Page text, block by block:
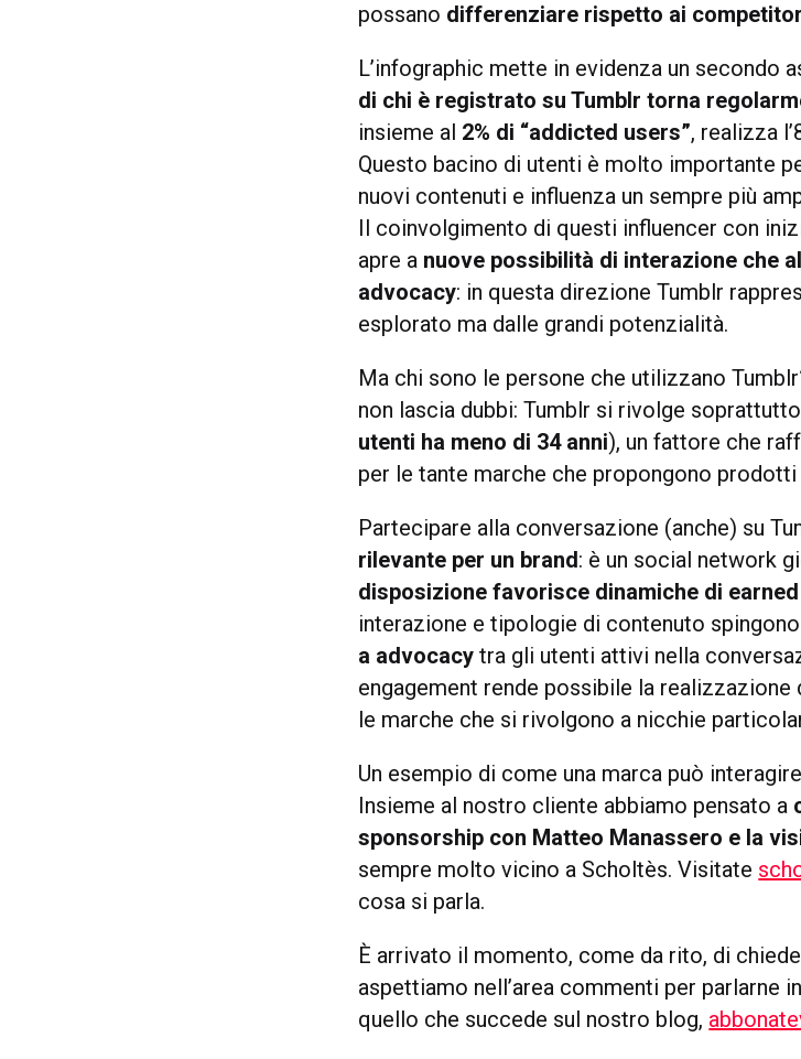
possano differenziare rispetto ai
L’infographic mette in evidenza un secondo
di chi è registrato su Tumblr torna
insieme al 2% di “addicted users”, realizza
Questo bacino di utenti è molto importante
nuovi contenuti e influenza un sempre più
Il coinvolgimento di questi influencer con
apre a nuove possibilità di interazione che
advocacy: in questa direzione Tumblr
esplorato ma dalle grandi potenzialità.
Ma chi sono le persone che utilizzano
non lascia dubbi: Tumblr si rivolge
utenti ha meno di 34 anni), un fattore che
per le tante marche che propongono
Partecipare alla conversazione (anche) su
rilevante per un brand: è un social network
disposizione favorisce dinamiche di
interazione e tipologie di contenuto
a advocacy tra gli utenti attivi nella
engagement rende possibile la
le marche che si rivolgono a nicchie
Un esempio di come una marca può
Insieme al nostro cliente abbiamo pensato a
sponsorship con Matteo Manassero e la
sempre molto vicino a Scholtès. Visitate
cosa si parla.
È arrivato il momento, come da rito, di
aspettiamo nell’area commenti per parlarne
quello che succede sul nostro blog,